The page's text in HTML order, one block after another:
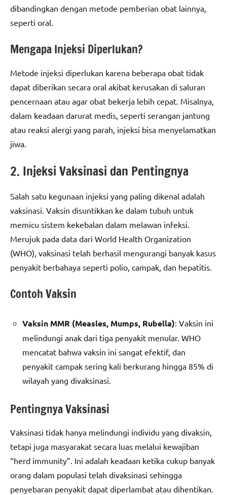
dibandingkan dengan metode pemberian obat lainnya,
seperti oral.
Mengapa Injeksi Diperlukan?
Metode injeksi diperlukan karena beberapa obat tidak
dapat diberikan secara oral akibat kerusakan di saluran
pencernaan atau agar obat bekerja lebih cepat. Misalnya,
dalam keadaan darurat medis, seperti serangan jantung
atau reaksi alergi yang parah, injeksi bisa menyelamatkan
jiwa.
2. Injeksi Vaksinasi dan Pentingnya
Salah satu kegunaan injeksi yang paling dikenal adalah
vaksinasi. Vaksin disuntikkan ke dalam tubuh untuk
memicu sistem kekebalan dalam melawan infeksi.
Merujuk pada data dari World Health Organization
(WHO), vaksinasi telah berhasil mengurangi banyak kasus
penyakit berbahaya seperti polio, campak, dan hepatitis.
Contoh Vaksin
Vaksin MMR (Measles, Mumps, Rubella): Vaksin ini
melindungi anak dari tiga penyakit menular. WHO
mencatat bahwa vaksin ini sangat efektif, dan
penyakit campak sering kali berkurang hingga 85% di
wilayah yang divaksinasi.
Pentingnya Vaksinasi
Vaksinasi tidak hanya melindungi individu yang divaksin,
tetapi juga masyarakat secara luas melalui kewajiban
“herd immunity”. Ini adalah keadaan ketika cukup banyak
orang dalam populasi telah divaksinasi sehingga
penyebaran penyakit dapat diperlambat atau dihentikan.